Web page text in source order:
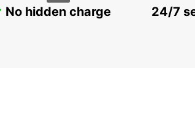
BERLIN ADLERSHOF
No hidden charge
24/7